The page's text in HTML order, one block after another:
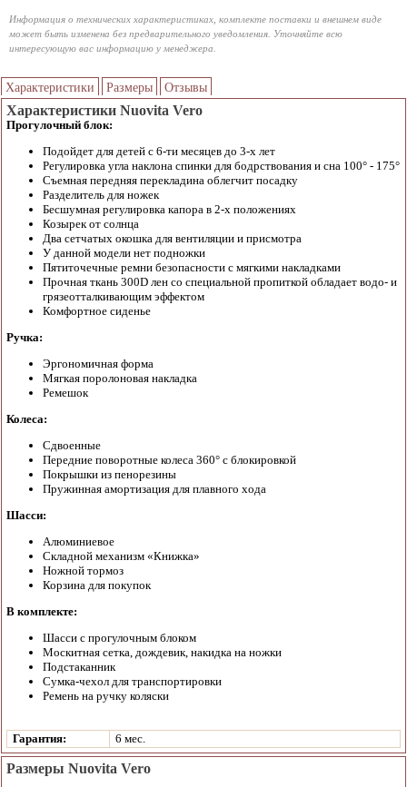
Информация о технических характеристиках, комплекте поставки и внешнем виде
может быть изменена без предварительного уведомления. Уточняйте всю
интересующую вас информацию у менеджера.
Характеристики Размеры Отзывы
Характеристики Nuovita Vero
Прогулочный блок:
Подойдет для детей с 6-ти месяцев до 3-х лет
Регулировка угла наклона спинки для бодрствования и сна 100° - 175°
Съемная передняя перекладина облегчит посадку
Разделитель для ножек
Бесшумная регулировка капора в 2-х положениях
Козырек от солнца
Два сетчатых окошка для вентиляции и присмотра
У данной модели нет подножки
Пятиточечные ремни безопасности с мягкими накладками
Прочная ткань 300D лен со специальной пропиткой обладает водо- и
грязеотталкивающим эффектом
Комфортное сиденье
Ручка:
Эргономичная форма
Мягкая поролоновая накладка
Ремешок
Колеса:
Сдвоенные
Передние поворотные колеса 360° с блокировкой
Покрышки из пенорезины
Пружинная амортизация для плавного хода
Шасси:
Алюминиевое
Складной механизм «Книжка»
Ножной тормоз
Корзина для покупок
В комплекте:
Шасси с прогулочным блоком
Москитная сетка, дождевик, накидка на ножки
Подстаканник
Сумка-чехол для транспортировки
Ремень на ручку коляски
Гарантия: 6 мес.
Размеры Nuovita Vero